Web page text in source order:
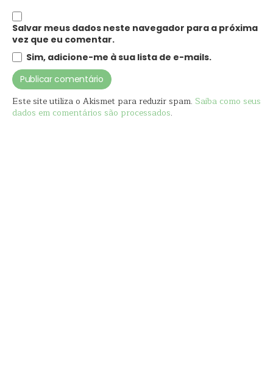
Salvar meus dados neste navegador para a próxima
vez que eu comentar.
Sim, adicione-me à sua lista de e-mails.
Este site utiliza o Akismet para reduzir spam. Saiba como seus
dados em comentários são processados.